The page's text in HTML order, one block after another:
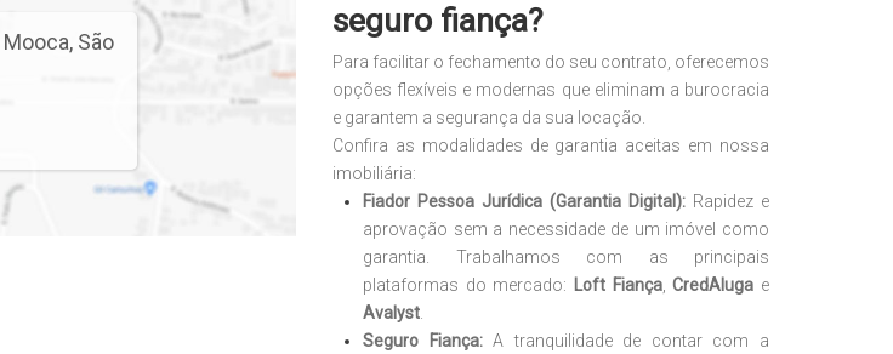
Mooca, São
seguro fiança?
Para facilitar o fechamento do seu contrato, oferecemos
opções flexíveis e modernas que eliminam a burocracia
e garantem a segurança da sua locação.
Confira as modalidades de garantia aceitas em nossa
imobiliária:
Fiador Pessoa Jurídica (Garantia Digital): Rapidez e
aprovação sem a necessidade de um imóvel como
garantia. Trabalhamos com as principais
plataformas do mercado: Loft Fiança,CredAluga e
Avalyst
Seguro Fiança:A tranquilidade de contar com a